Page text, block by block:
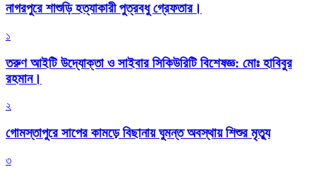
নাগরপুরে শাশুড়ি হত্যাকারী পুত্রবধু গ্রেফতার।
১
তরুণ আইটি উদ্যোক্তা ও সাইবার সিকিউরিটি বিশেষজ্ঞ: মোঃ হাবিবুর
রহমান।
২
গোমস্তাপুরে সাপের কামড়ে বিছানায় ঘুমন্ত অবস্থায় শিশুর মৃত্যু
৩